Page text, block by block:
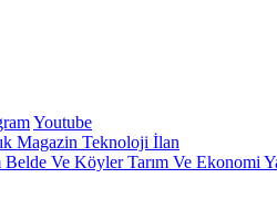
Youtube
Magazin Teknoloji İlan
Belde Ve KöylerTarım Ve Ekonomi